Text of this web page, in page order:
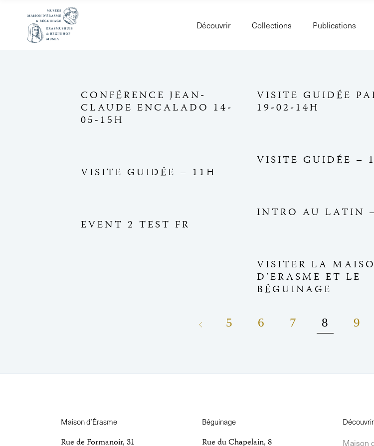
Découvrir Collections Publications
CONFÉRENCE JEAN-
CLAUDE ENCALADO 14-
05-15H
VISITE GUIDÉE
19-02-14H
VISITE GUIDÉE –
VISITE GUIDÉE – 11H
INTRO AU LATIN
EVENT 2 TEST FR
VISITER LA
D’ERASME ET LE
BÉGUINAGE
5 6 7 8 9
Maison d’Érasme
Rue de Formanoir, 31
Béguinage
Rue du Chapelain, 8
Découvrir
Maison